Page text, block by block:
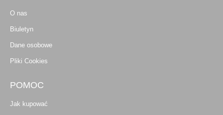
O nas
Biuletyn
Dane osobowe
Pliki Cookies
POMOC
Jak kupować